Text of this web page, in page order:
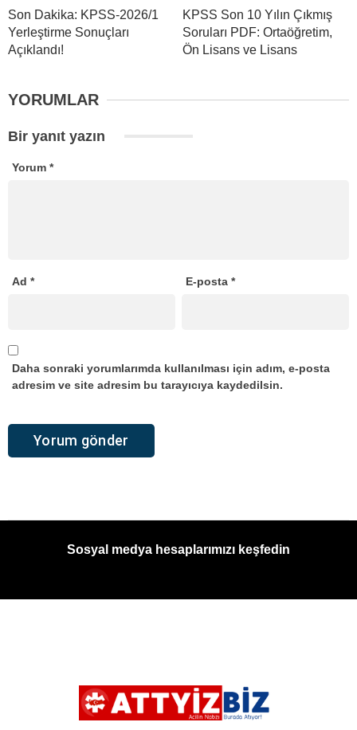
Son Dakika: KPSS-2026/1
Yerleştirme Sonuçları
Açıklandı!
KPSS Son 10 Yılın Çıkmış
Soruları PDF: Ortaöğretim,
Ön Lisans ve Lisans
YORUMLAR
Bir yanıt yazın
Yorum *
Ad * E-posta*
Daha sonraki yorumlarımda kullanılması için adım, e-posta
adresim ve site adresim bu tarayıcıya kaydedilsin.
Sosyal medya hesaplarımızı keşfedin